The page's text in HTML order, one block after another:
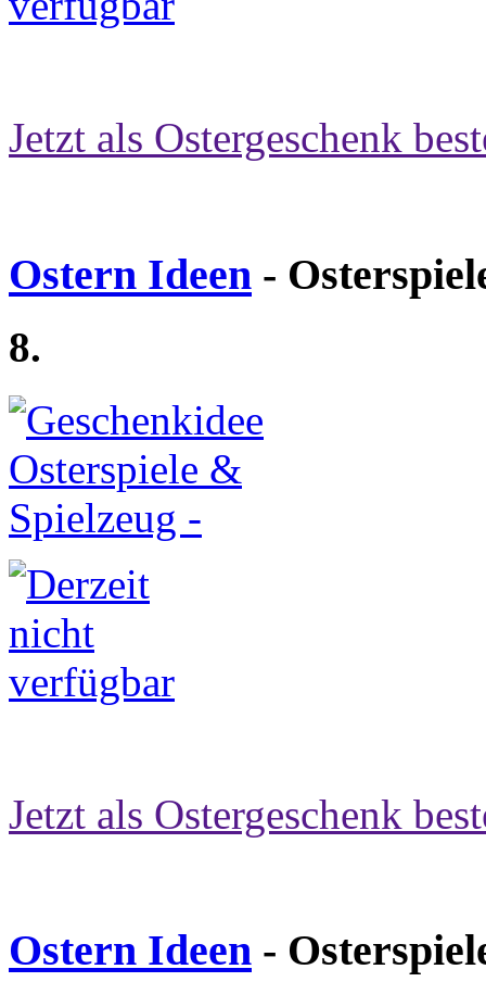
Jetzt als Ostergeschenk
Ostern Ideen -
8.
Jetzt als Ostergeschenk
Ostern Ideen -